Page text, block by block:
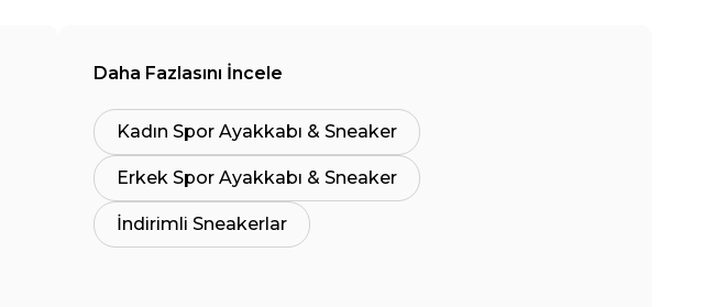
Daha Fazlasını İncele
Kadın Spor Ayakkabı & Sneaker
Erkek Spor Ayakkabı & Sneaker
İndirimli Sneakerlar